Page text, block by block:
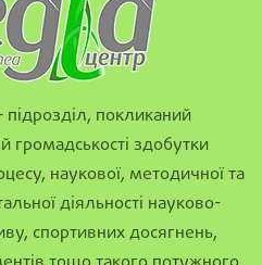
покликаний
громадськості здобутки
наукової, методичної та
діяльності науково-
спортивних досягнень,